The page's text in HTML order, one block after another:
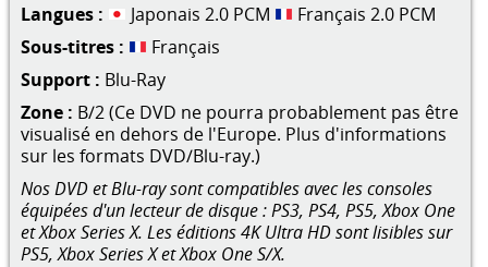
Langues :
Japonais 2.0 PCM
Français 2.0 PCM
Sous-titres :
Français
Support : Blu-Ray
Zone : B/2 (Ce DVD ne pourra probablement pas être
visualisé en dehors de l'Europe. Plus d'informations
sur les formats DVD/Blu-ray.)
Nos DVD et Blu-ray sont compatibles avec les consoles
équipées d'un lecteur de disque : PS3, PS4, PS5, Xbox One
et Xbox Series X. Les éditions 4K Ultra HD sont lisibles sur
PS5, Xbox Series X et Xbox One S/X.